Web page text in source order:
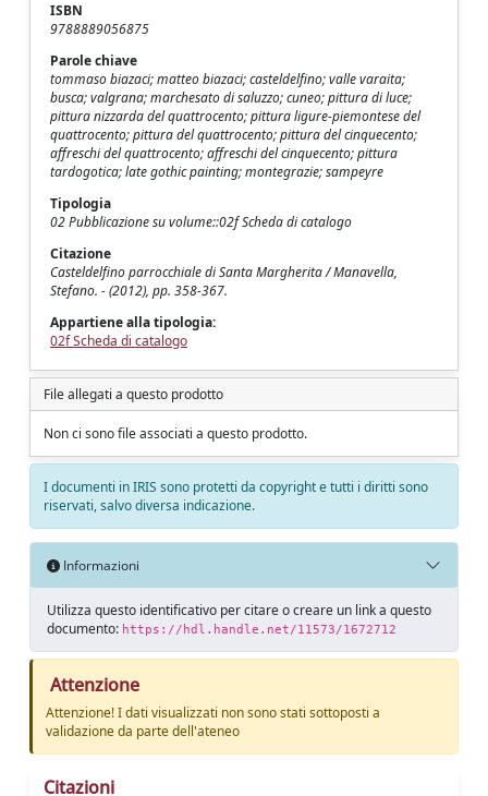
ISBN
9788889056875
Parole chiave
tommaso biazaci; matteo biazaci; casteldelfino; valle varaita;
busca; valgrana; marchesato di saluzzo; cuneo; pittura di luce;
pittura nizzarda del quattrocento; pittura ligure-piemontese del
quattrocento; pittura del quattrocento; pittura del cinquecento;
affreschi del quattrocento; affreschi del cinquecento; pittura
tardogotica; late gothic painting; montegrazie; sampeyre
Tipologia
02 Pubblicazione su volume::02f Scheda di catalogo
Citazione
Casteldelfino parrocchiale di Santa Margherita / Manavella,
Stefano. - (2012), pp. 358-367.
Appartiene alla tipologia:
02f Scheda di catalogo
File allegati a questo prodotto
Non ci sono file associati a questo prodotto.
I documenti in IRIS sono protetti da copyright e tutti i diritti sono
riservati, salvo diversa indicazione.
Informazioni
Utilizza questo identificativo per citare o creare un link a questo
documento: https://hdl.handle.net/11573/1672712
Attenzione
Attenzione! I dati visualizzati non sono stati sottoposti a
validazione da parte dell'ateneo
Citazioni